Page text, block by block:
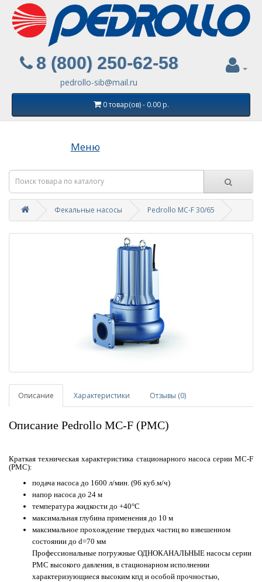
8 (800) 250-62-58
pedrollo-sib@mail.ru
0 товар(ов) - 0.00 р.
Меню
Фекальные насосы Pedrollo MC-F 30/65
Описание Характеристики Отзывы (0)
Описание Pedrollo MC-F (PMC)
Краткая техническая характеристика стационарного насоса серии MC-F
(PMC):
подача насоса до 1600 л/мин. (96 куб.м/ч)
напор насоса до 24 м
температура жидкости до +40°С
максимальная глубина применения до 10 м
максимальное прохождение твердых частиц во взвешенном
состоянии до d=70 мм
Профессиональные погружные ОДНОКАНАЛЬНЫЕ насосы серии
PMC высокого давления, в стационарном исполнении
характеризующиеся высоким кпд и особой прочностью,